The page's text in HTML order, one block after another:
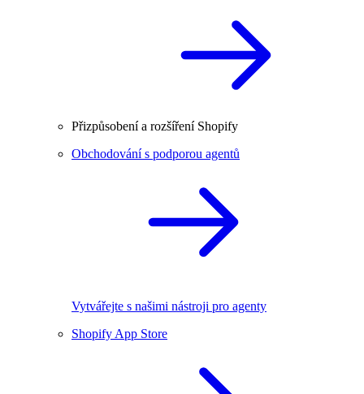
Přizpůsobení a rozšíření Shopify
Obchodování s podporou agentů
Vytvářejte s našimi nástroji pro agenty
Shopify App Store